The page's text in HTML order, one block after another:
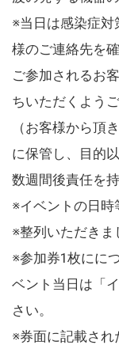
※当日は感染症
様のご連絡先を
ご参加されるお
ちいただくよう
（お客様から頂
に保管し、目的
数週間後責任を
※イベントの日時
※整列いただきま
※参加券1枚にに
ベント当日は「
さい。
※券面に記載さ